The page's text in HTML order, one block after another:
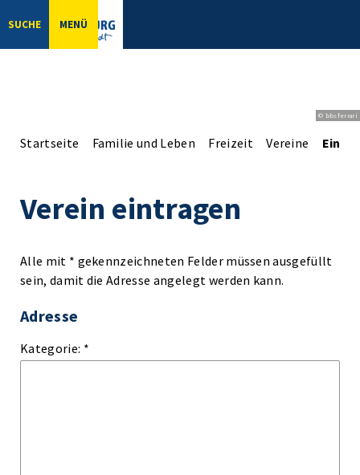
SUCHE MENÜ
© bbsferrari
Startseite Familie und Leben Freizeit Vereine
Verein eintragen
Alle mit * gekennzeichneten Felder müssen ausgefüllt
sein, damit die Adresse angelegt werden kann.
Adresse
Kategorie: *